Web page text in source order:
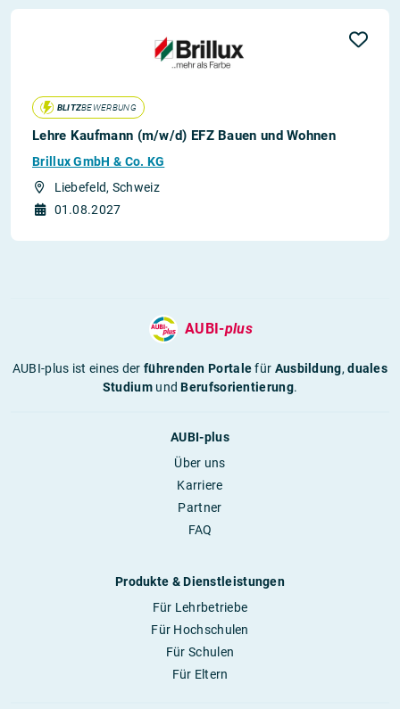
BLITZBEWERBUNG
Lehre Kaufmann (m/w/d) EFZ Bauen und Wohnen
Brillux GmbH & Co. KG
Liebefeld, Schweiz
01.08.2027
AUBI-plus
AUBI-plus ist eines derführenden Portalefür Ausbildung,duales
StudiumundBerufsorientierung.
AUBI-plus
Über uns
Karriere
Partner
FAQ
Produkte & Dienstleistungen
Für Lehrbetriebe
Für Hochschulen
Für Schulen
Für Eltern